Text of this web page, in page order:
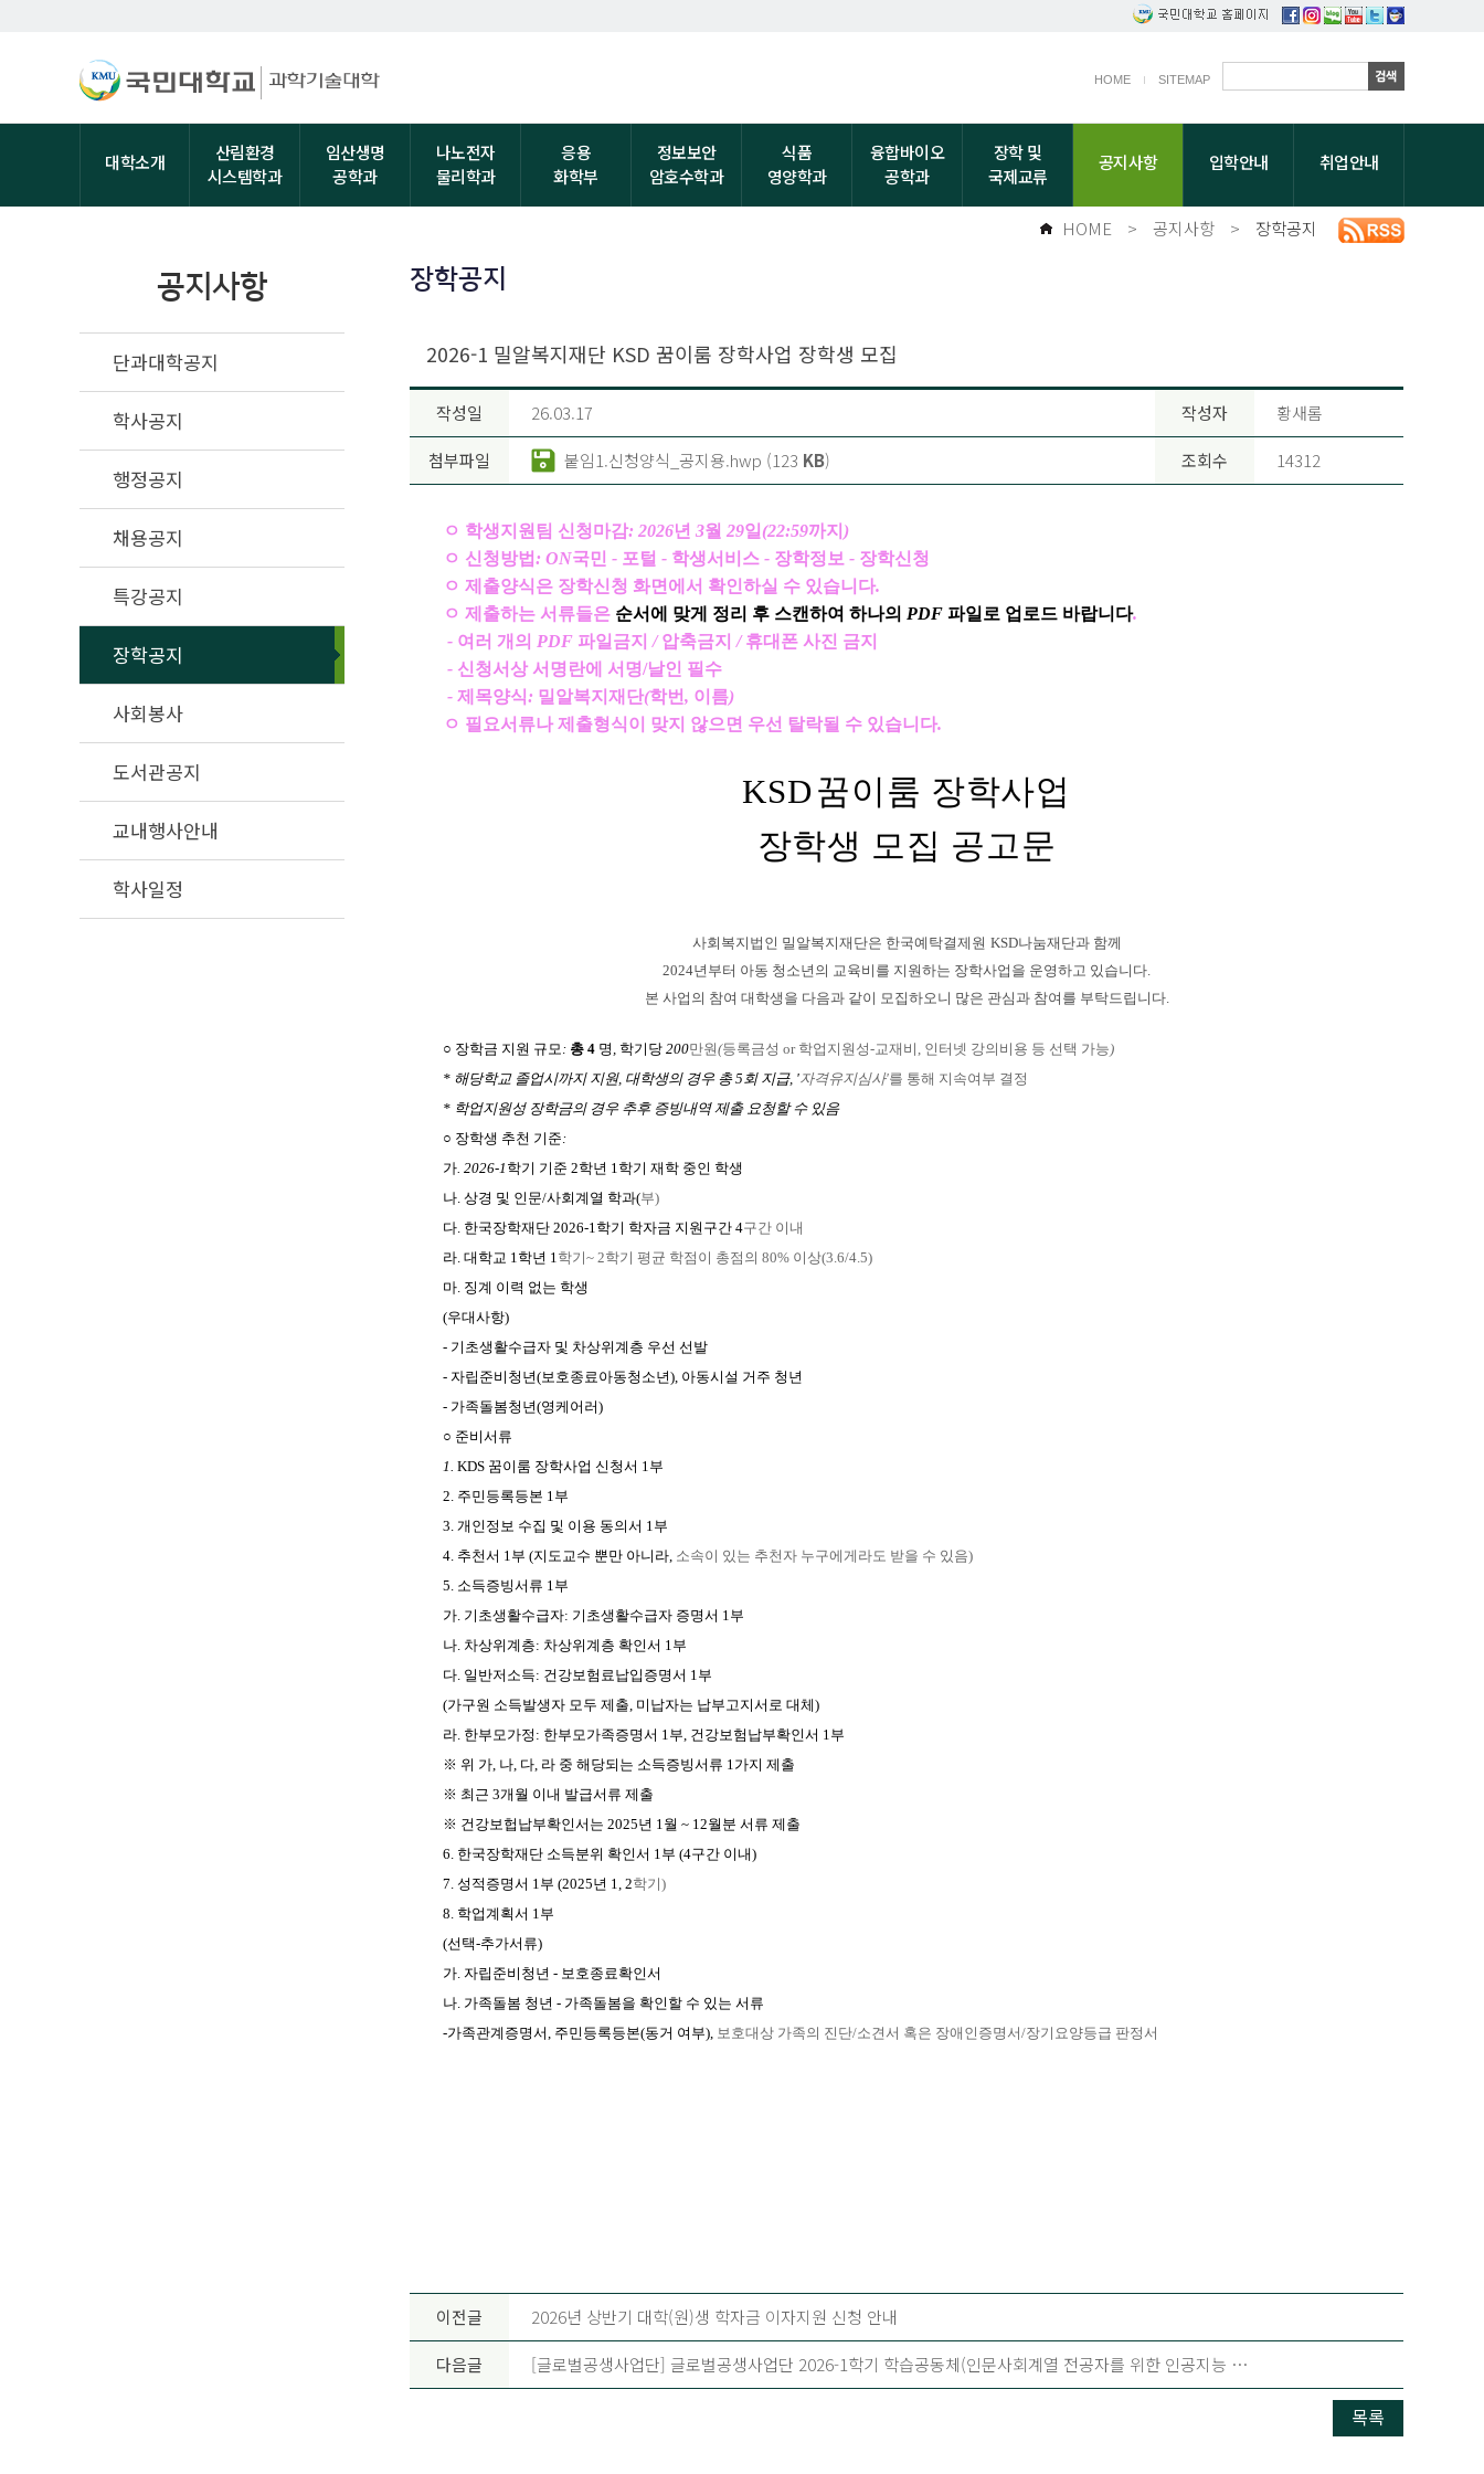
HOME SITEMAP
대학소개
산림환경
시스템학과
임산생명
공학과
나노전자
물리학과
응용
화학부
정보보안
암호수학과
식품
영양학과
융합바이오
공학과
장학 및
국제교류
공지사항 입학안내 취업안내
HOME > 공지사항 > 장학공지
공지사항
단과대학공지
학사공지
행정공지
채용공지
특강공지
장학공지
사회봉사
도서관공지
교내행사안내
학사일정
장학공지
2026-1 밀알복지재단 KSD 꿈이룸 장학사업 장학생 모집
작성일 26.03.17 작성자 황새롬
첨부파일 붙임1.신청양식_공지용.hwp (123 KB) 조회수 14312
ㅇ 학생지원팀 신청마감: 2026년 3월 29일(22:59까지 )
ㅇ 신청방법: ON국민 - 포털 - 학생서비스 - 장학정보 - 장학신청
ㅇ 제출양식은 장학신청 화면에서 확인하실 수 있습니다.
ㅇ 제출하는 서류들은 순서에 맞게 정리 후 스캔하여 하나의 PDF 파일로 업로드 바랍니다.
- 여러 개의 PDF 파일금지 /압축금지 /휴대폰 사진 금지
- 신청서상 서명란에 서명/날인 필수
- 제목양식: 밀알복지재단(학번, 이름)
ㅇ 필요서류나 제출형식이 맞지 않으면 우선 탈락될 수 있습니다.
KSD꿈이룸 장학사업
장학생 모집 공고문
사회복지법인 밀알복지재단은 한국예탁결제원 KSD나눔재단과 함께
2024년부터 아동 청소년의 교육비를 지원하는 장학사업을 운영하고 있습니다.
본 사업의 참여 대학생을 다음과 같이 모집하오니 많은 관심과 참여를 부탁드립니다.
○ 장학금 지원 규모: 총 4 명 , 학기당 200만원(등록금성 or 학업지원성-교재비, 인터넷 강의비용 등 선택 가능)
* 해당학교 졸업시까지 지원, 대학생의 경우 총 5회 지급, '자격유지심사'를 통해 지속여부 결정
* 학업지원성 장학금의 경우 추후 증빙내역 제출 요청할 수 있음
○ 장학생 추천 기준:
가. 2026-1 학기 기준 2학년 1학기 재학 중인 학생
나. 상경 및 인문/사회계열 학과(부)
다. 한국장학재단 2026-1학기 학자금 지원구간 4구간 이내
라. 대학교 1학년 1학기~ 2학기 평균 학점이 총점의 80% 이상(3.6/4.5)
마. 징계 이력 없는 학생
(우대사항)
- 기초생활수급자 및 차상위계층 우선 선발
- 자립준비청년(보호종료아동청소년), 아동시설 거주 청년
- 가족돌봄청년(영케어러)
○ 준비서류
1. KDS 꿈이룸 장학사업 신청서 1부
2. 주민등록등본 1부
3. 개인정보 수집 및 이용 동의서 1부
4. 추천서 1부 (지도교수 뿐만 아니라, 소속이 있는 추천자 누구에게라도 받을 수 있음)
5. 소득증빙서류 1부
가. 기초생활수급자: 기초생활수급자 증명서 1부
나. 차상위계층: 차상위계층 확인서 1부
다. 일반저소득: 건강보험료납입증명서 1부
(가구원 소득발생자 모두 제출, 미납자는 납부고지서로 대체)
라. 한부모가정: 한부모가족증명서 1부, 건강보험납부확인서 1부
※ 위 가, 나, 다, 라 중 해당되는 소득증빙서류 1가지 제출
※ 최근 3개월 이내 발급서류 제출
※ 건강보헙납부확인서는 2025년 1월 ~ 12월분 서류 제출
6. 한국장학재단 소득분위 확인서 1부 (4구간 이내)
7. 성적증명서 1부 (2025년 1, 2학기)
8. 학업계획서 1부
(선택-추가서류)
가. 자립준비청년 - 보호종료확인서
나. 가족돌봄 청년 - 가족돌봄을 확인할 수 있는 서류
-가족관계증명서, 주민등록등본(동거 여부), 보호대상 가족의 진단/소견서 혹은 장애인증명서/장기요양등급 판정서
이전글 2026년 상반기 대학(원)생 학자금 이자지원 신청 안내
다음글 [글로벌공생사업단] 글로벌공생사업단 2026-1학기 학습공동체(인문사회계열 전공자를 위한 인공지능 …
목록